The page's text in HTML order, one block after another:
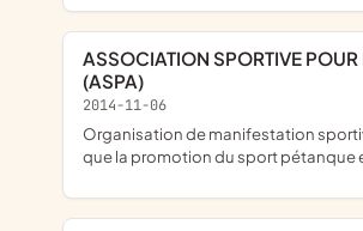
ASSOCIATION SPORTIVE POUR L ARMENIE
(ASPA)
2014-11-06
organisation de manifestation sportive et cultuelle ainsi
que la promotion du sport pétanque